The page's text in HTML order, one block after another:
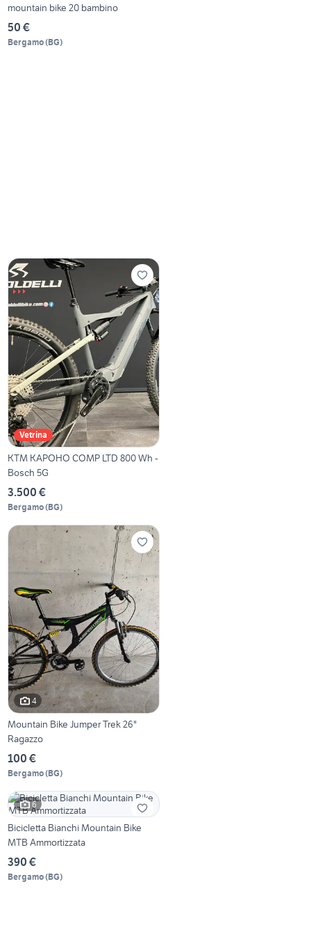
mountain bike 20 bambino
50 €
Bergamo(BG)
Vetrina
KTM KAPOHO COMP LTD 800 Wh -
Bosch 5G
3.500 €
Bergamo(BG)
4
Mountain Bike Jumper Trek 26"
Ragazzo
100 €
Bergamo(BG)
6
Bicicletta Bianchi Mountain Bike
MTB Ammortizzata
390 €
Bergamo(BG)